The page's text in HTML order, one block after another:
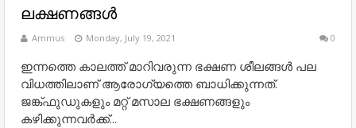
ലക്ഷണങ്ങൾ
Ammus Monday, July 19, 2021 0
ഇന്നത്തെ കാലത്ത് മാറിവരുന്ന ഭക്ഷണ ശീലങ്ങള്‍ പല
വിധത്തിലാണ് ആരോഗ്യത്തെ ബാധിക്കുന്നത്.
ജങ്ക്ഫുഡുകളും മറ്റ് മസാല ഭക്ഷണങ്ങളും
കഴിക്കുന്നവര്‍ക്ക്...